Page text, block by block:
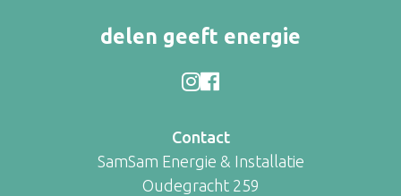
delen geeft energie
Contact
SamSam Energie & Installatie
Oudegracht 259